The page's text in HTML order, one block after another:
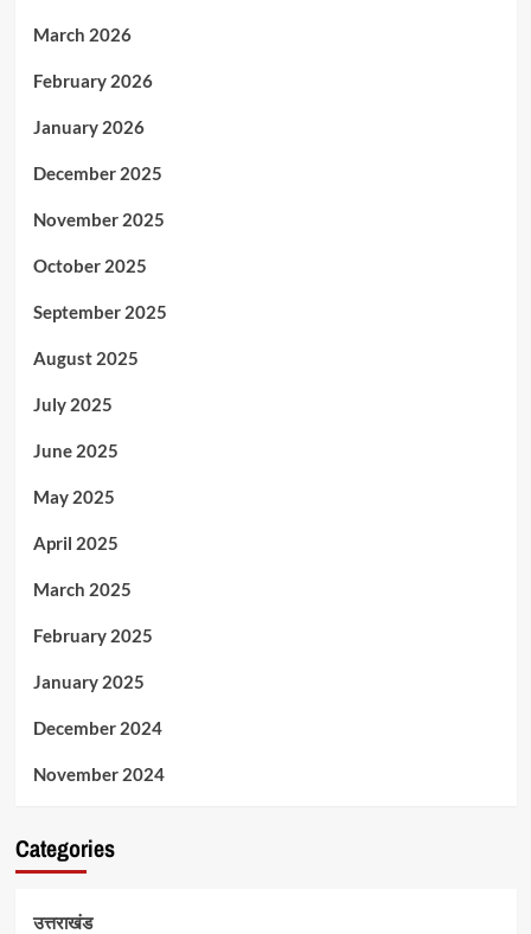
March 2026
February 2026
January 2026
December 2025
November 2025
October 2025
September 2025
August 2025
July 2025
June 2025
May 2025
April 2025
March 2025
February 2025
January 2025
December 2024
November 2024
Categories
उत्तराखंड